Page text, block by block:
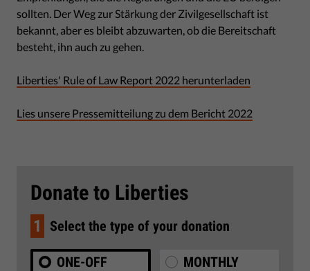
sollten. Der Weg zur Stärkung der Zivilgesellschaft ist
bekannt, aber es bleibt abzuwarten, ob die Bereitschaft
besteht, ihn auch zu gehen.
Liberties' Rule of Law Report 2022 herunterladen
Lies unsere Pressemitteilung zu dem Bericht 2022
Donate to Liberties
1 Select the type of your donation
ONE-OFF MONTHLY